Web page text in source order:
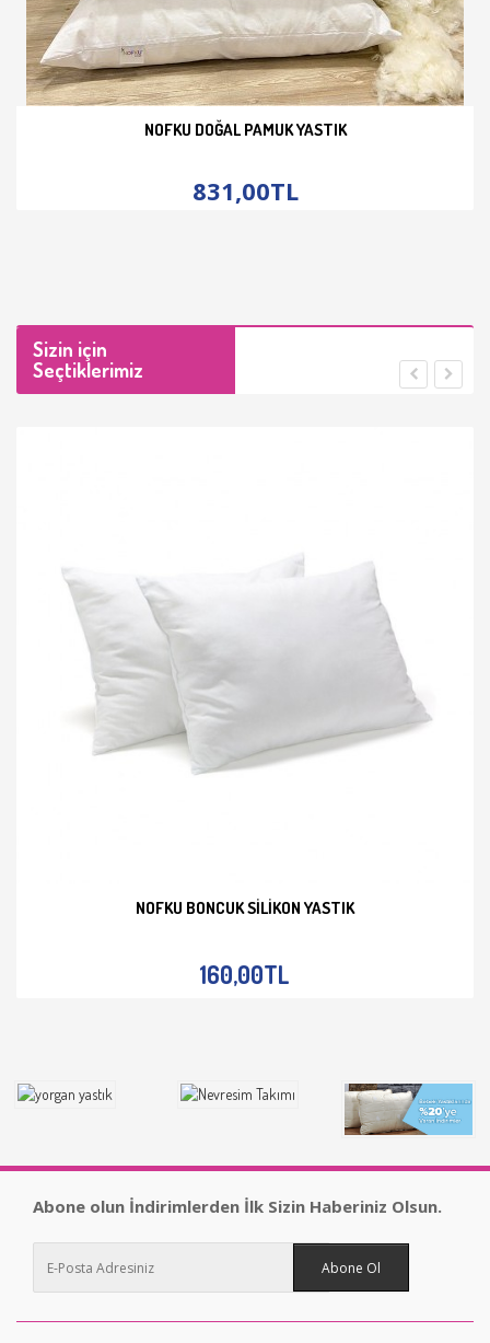
NOFKU DOĞAL PAMUK YASTIK
831,00TL
Sizin için
Seçtiklerimiz
NOFKU BONCUK SILIKON YASTIK
160,00TL
Abone olun İndirimlerden İlk Sizin Haberiniz Olsun.
Abone Ol